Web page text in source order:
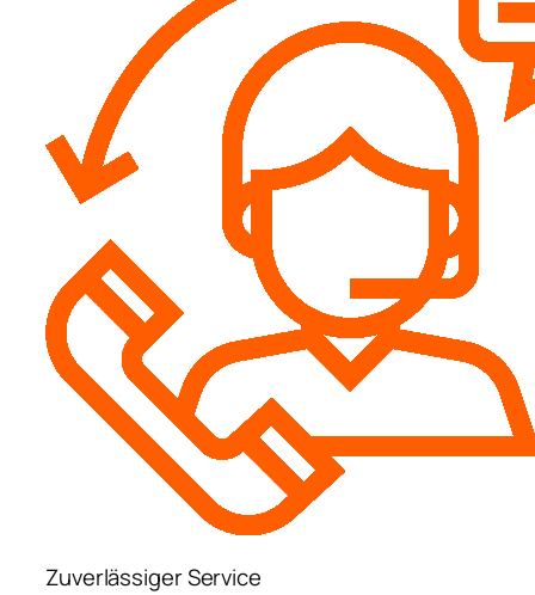
Zuverlässiger Service